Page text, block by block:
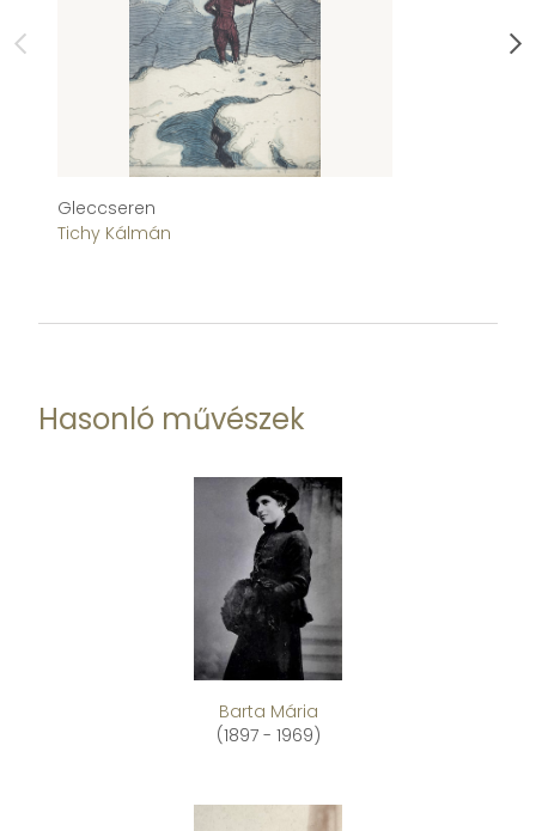
Gleccseren
Tichy Kálmán
Hasonló művészek
Barta Mária
(1897 - 1969)